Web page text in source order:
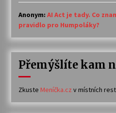
Anonym: AI Act je tady. Co
pravidlo pro Humpoláky?
Přemýšlíte kam
Zkuste Meníčka.cz v místních